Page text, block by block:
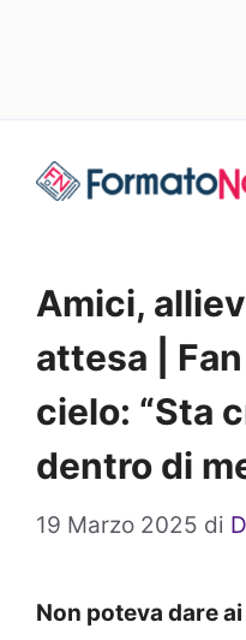
Amici,
attesa |
cielo: “Sta
dentro di
19 Marzo 2025 di
Non poteva dare